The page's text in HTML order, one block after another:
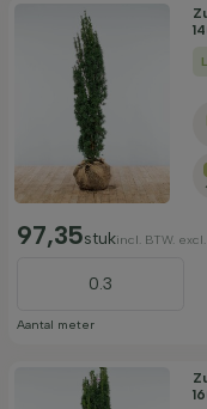
97,35stukincl. BTW.
Aantal meter